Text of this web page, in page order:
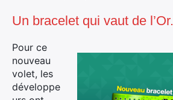
Un bracelet qui vaut de l’Or.
Pour ce
nouveau
volet, les
développe